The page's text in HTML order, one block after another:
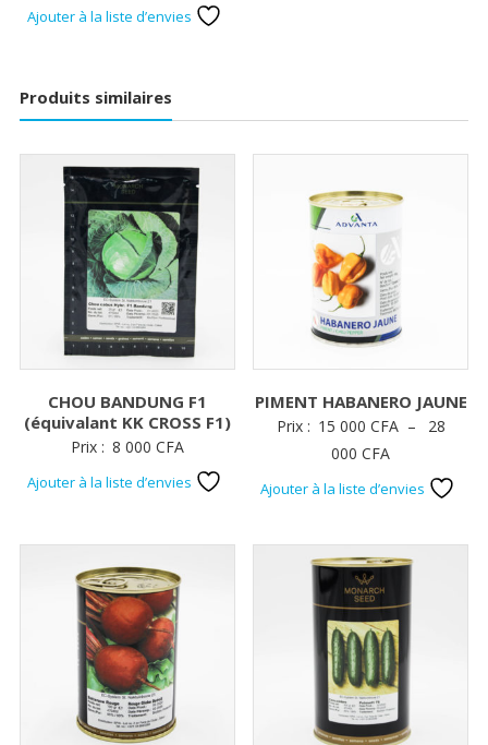
à
Ajouter à la liste d’envies
Produits similaires
CHOU BANDUNG F1
(équivalant KK CROSS F1)
Prix : 8 000 CFA
Ajouter à la liste d’envies
PIMENT HABANERO JAUNE
Prix : 15 000 CFA –
28
000CFAPlage
de
000 CFA
28
000 CFA
Ajouter à la liste d’envies